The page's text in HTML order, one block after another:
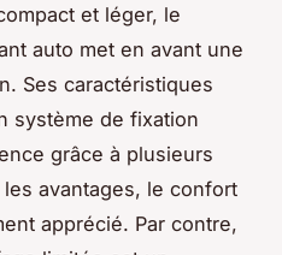
et léger, le
auto met en avant une
Ses caractéristiques
système de fixation
grâce à plusieurs
avantages, le confort
apprécié. Par contre,